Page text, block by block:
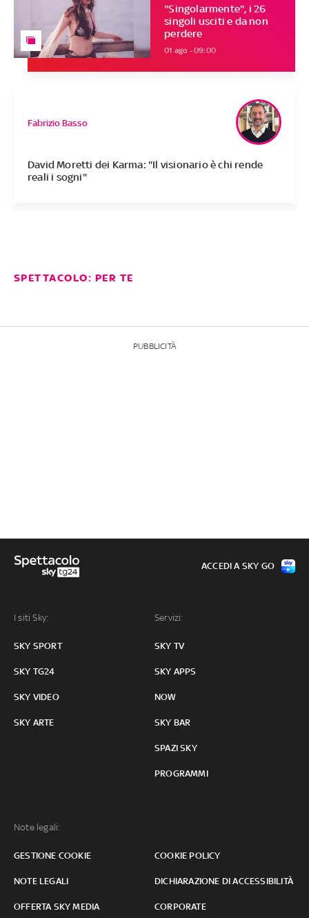
"Singolarmente", i 26
singoli usciti e da non
perdere
01 ago - 09:00
David Moretti dei Karma: "Il visionario è chi rende
reali i sogni"
Fabrizio Basso
SPETTACOLO: PER TE
PUBBLICITÀ
I siti Sky:
SKY SPORT
SKY TG24
SKY VIDEO
SKY ARTE
Servizi:
SKY TV
SKY APPS
NOW
SKY BAR
SPAZI SKY
PROGRAMMI
Note legali:
GESTIONE COOKIE COOKIE POLICY
NOTE LEGALI DICHIARAZIONE DI ACCESSIBILITÀ
OFFERTA SKY MEDIA CORPORATE
ACCEDI A SKY GO